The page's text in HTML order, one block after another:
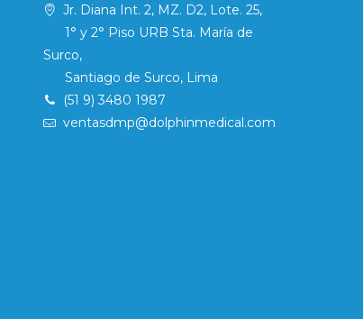
Jr. Diana Int. 2, MZ. D2, Lote. 25,
1° y 2° Piso URB Sta. María de
Surco,
Santiago de Surco, Lima
(51 9) 3480 1987
ventasdmp@dolphinmedical.com